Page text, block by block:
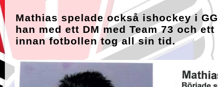
Mathias spelade också ishockey i
han med ett DM med Team 73 och ett
innan fotbollen tog all sin tid.